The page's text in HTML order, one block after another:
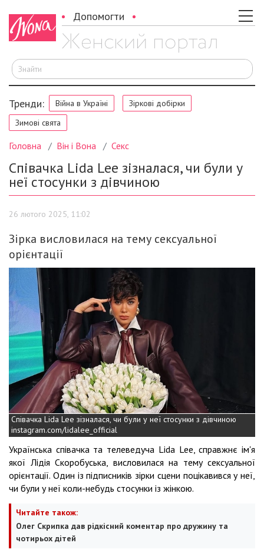
Допомогти
Тренди: Війна в Україні
Зіркові добірки
Зимові свята
Головна Він і Вона Секс
Співачка Lida Lee зізналася, чи були у
неї стосунки з дівчиною
26 лютого 2025, 11:02
Зірка висловилася на тему сексуальної
орієнтації
Співачка Lida Lee зізналася, чи були у неї стосунки з дівчиною
instagram.com/lidalee_official
Українська співачка та телеведуча Lida Lee, справжнє ім'я
якої Лідія Скоробуська, висловилася на тему сексуальної
орієнтації. Один із підписників зірки сцени поцікавився у неї,
чи були у неї коли-небудь стосунки із жінкою.
Читайте також:
Олег Скрипка дав рідкісний коментар про дружину та
чотирьох дітей